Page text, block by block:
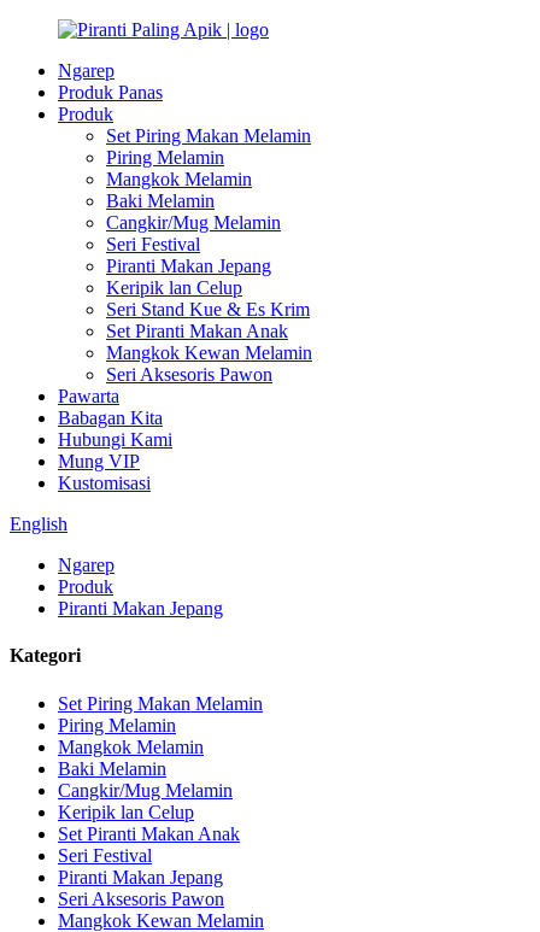
Ngarep
Produk Panas
Produk
Set Piring Makan Melamin
Piring Melamin
Mangkok Melamin
Baki Melamin
Cangkir/Mug Melamin
Seri Festival
Piranti Makan Jepang
Keripik lan Celup
Seri Stand Kue & Es Krim
Set Piranti Makan Anak
Mangkok Kewan Melamin
Seri Aksesoris Pawon
Pawarta
Babagan Kita
Hubungi Kami
Mung VIP
Kustomisasi
English
Ngarep
Produk
Piranti Makan Jepang
Kategori
Set Piring Makan Melamin
Piring Melamin
Mangkok Melamin
Baki Melamin
Cangkir/Mug Melamin
Keripik lan Celup
Set Piranti Makan Anak
Seri Festival
Piranti Makan Jepang
Seri Aksesoris Pawon
Mangkok Kewan Melamin